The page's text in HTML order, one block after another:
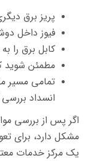
پریز برق
فیوز داخل
کابل برق را
مطمئن شوید
تمامی مسیر
انسداد
اگر پس از بررسی
مشکل دارد، برای
یک مرکز خدمات